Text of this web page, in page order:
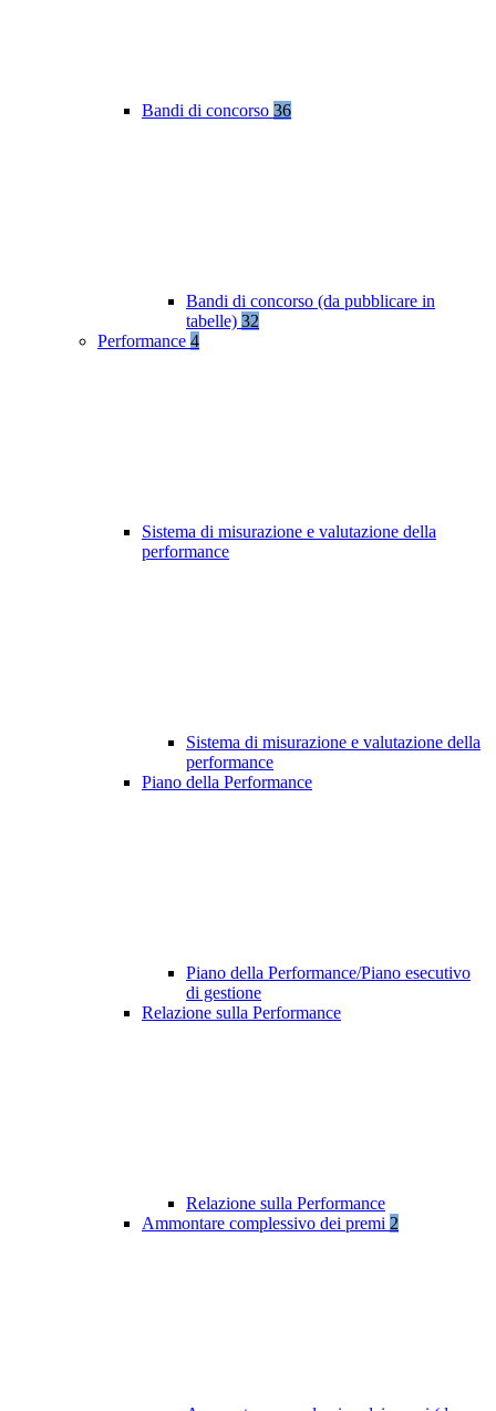
Bandi di concorso 36
Bandi di concorso (da pubblicare in
tabelle) 32
Performance 4
Sistema di misurazione e valutazione della
performance
Sistema di misurazione e valutazione della
performance
Piano della Performance
Piano della Performance/Piano esecutivo
di gestione
Relazione sulla Performance
Relazione sulla Performance
Ammontare complessivo dei premi 2